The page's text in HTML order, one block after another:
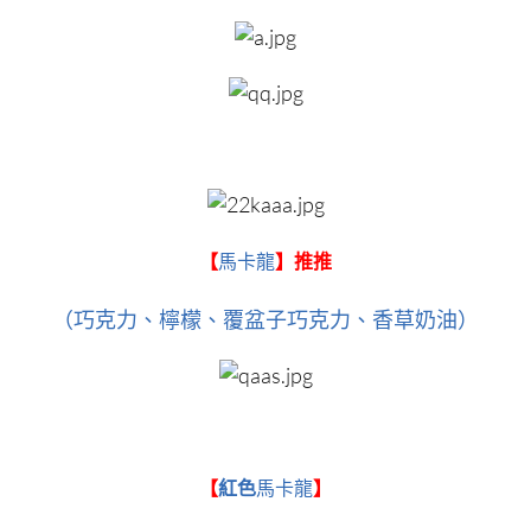
【馬卡龍】推推
（巧克力、檸檬、覆盆子巧克力、香草奶油）
【紅色馬卡龍】